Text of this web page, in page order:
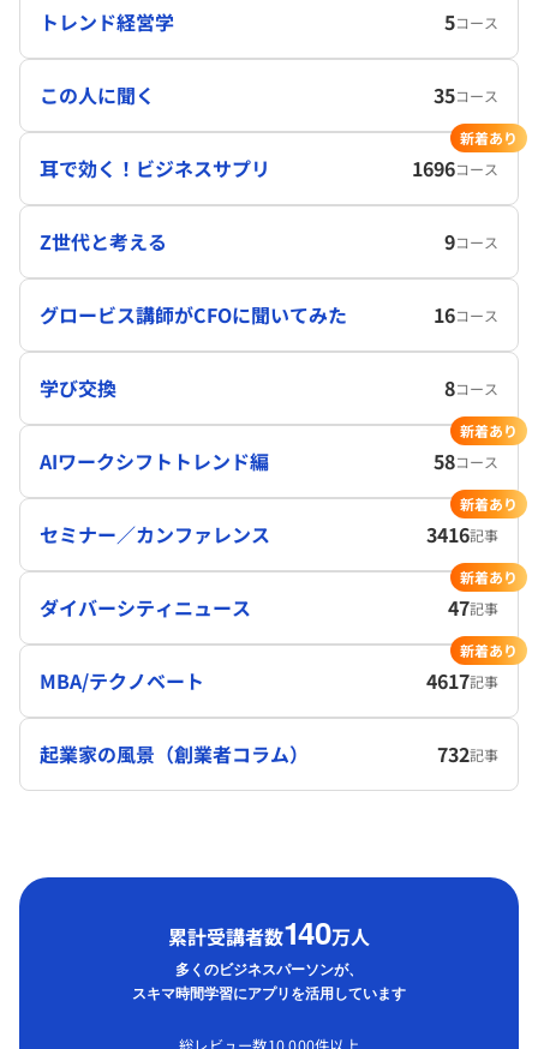
トレンド経営学 5コース
この人に聞く 35コース
耳で効く！ビジネスサプリ 1696コース
新着あり
Z世代と考える 9コース
グロービス講師がCFOに聞いてみた 16コース
学び交換 8コース
AIワークシフトトレンド編 58コース
新着あり
セミナー／カンファレンス 3416記事
新着あり
ダイバーシティニュース 47記事
新着あり
MBA/テクノベート 4617記事
新着あり
起業家の風景（創業者コラム） 732記事
累計受講者数140万人
多くのビジネスパーソンが、
スキマ時間学習にアプリを活用しています